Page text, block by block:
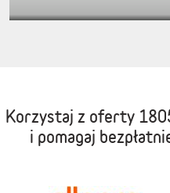
Korzystaj z oferty
i pomagaj